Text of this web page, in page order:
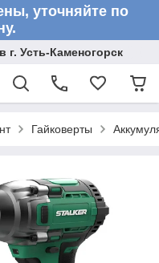
уточняйте по
Усть-Каменогорск
Гайковерты